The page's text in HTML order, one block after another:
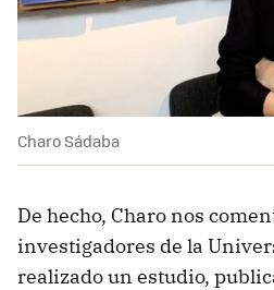
Charo Sádaba
De hecho, Charo nos
investigadores de la
realizado un estudio,